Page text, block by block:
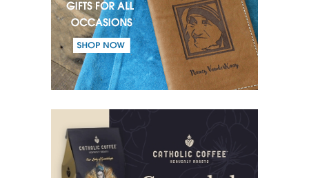
(57) Душа в Дусі Святому.
(58) Віра у справах.
(59) Ближньому - любов, а злу - бій.
(60) Покликаний і Обраний.
(63) Страх.
(64) Слово і Добро.